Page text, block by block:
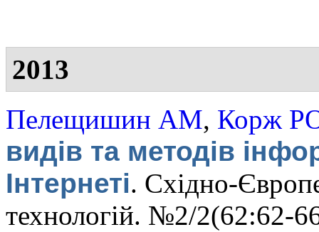
2013
Пелещишин АМ, Корж
видів та методів
Інтернеті. Східно-
технологій. №2/2(62:62-